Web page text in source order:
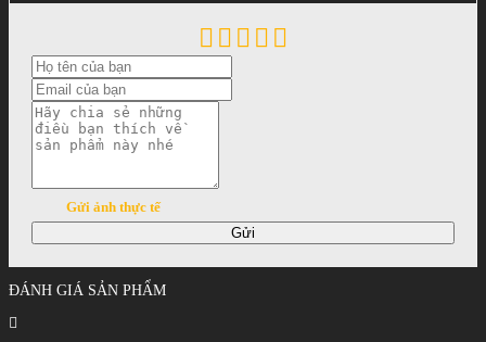
Gửi ảnh thực tế
Gửi
ĐÁNH GIÁ SẢN PHẨM